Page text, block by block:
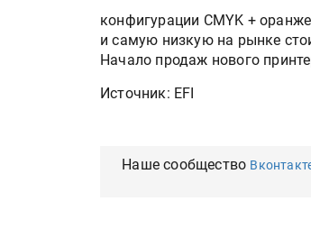
конфигурации CMYK +
и самую низкую на рынке
Начало продаж нового
Источник: EFI
Наше сообщество